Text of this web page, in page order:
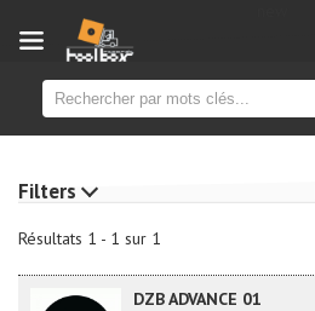
Résultats 1 - 1 sur 1
DZB ADVANCE 01
Filters